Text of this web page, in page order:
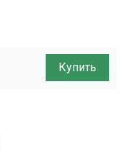
Купить